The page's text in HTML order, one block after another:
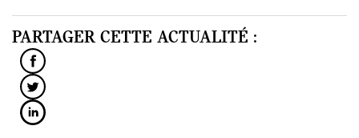
PARTAGER CETTE ACTUALITÉ :